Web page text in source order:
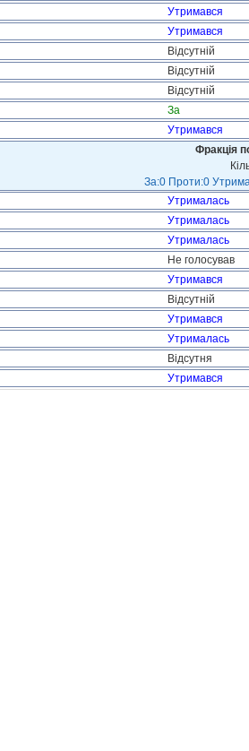
Утримався
Утримався
Відсутній
Відсутній
Відсутній
За
Утримався
Фракція
За:0 Проти:0
Утрималась
Утрималась
Утрималась
Не голосував
Утримався
Відсутній
Утримався
Утрималась
Відсутня
Утримався